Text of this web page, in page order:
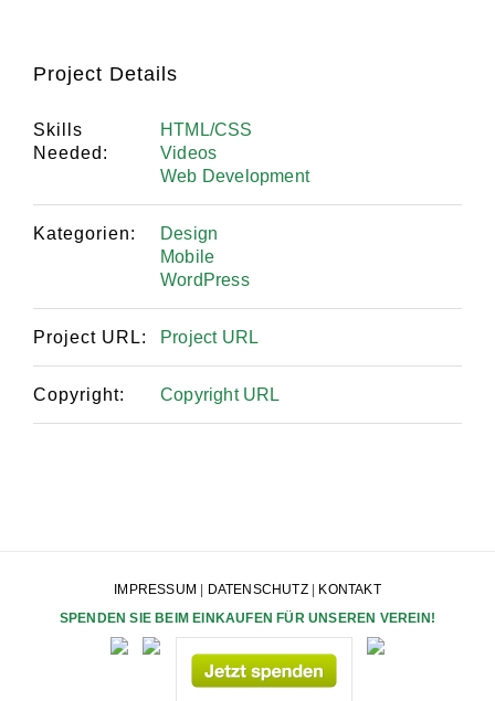
Project Details
Skills
Needed:
HTML/CSS
Videos
Web Development
Kategorien:
Design
Mobile
WordPress
Project URL: Project URL
Copyright: Copyright URL
IMPRESSUM DATENSCHUTZ|
KONTAKT
SPENDEN SIE BEIM EINKAUFEN FÜR UNSEREN VEREIN!